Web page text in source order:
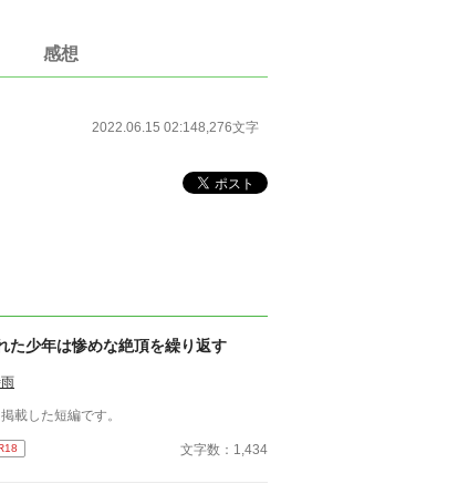
感想
2022.06.15 02:148,276文字
た少年は惨めな絶頂を繰り返す
載した短編です。
文字数：1,434